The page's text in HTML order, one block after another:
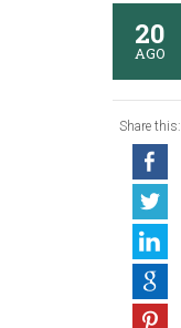
20
AGO
Share this: